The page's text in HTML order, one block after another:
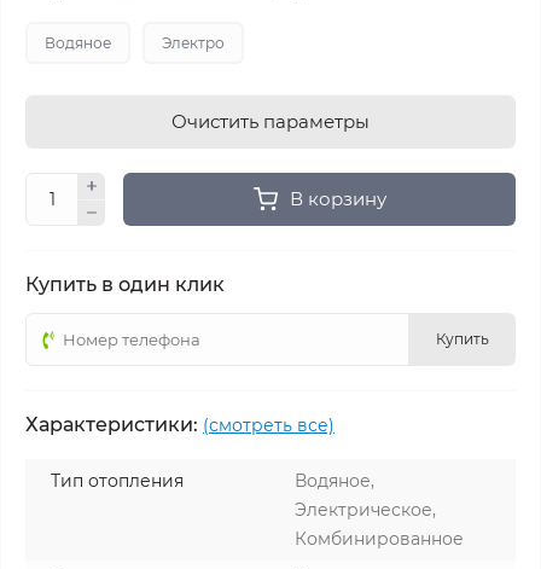
Водяное Электро
Очистить параметры
В корзину
Купить в один клик
Купить
Характеристики: (смотреть все)
Тип отопления
Водяное,
Электрическое,
Комбинированное